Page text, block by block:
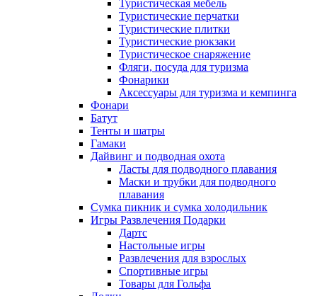
Туристическая мебель
Туристические перчатки
Туристические плитки
Туристические рюкзаки
Туристическое снаряжение
Фляги, посуда для туризма
Фонарики
Аксессуары для туризма и кемпинга
Фонари
Батут
Тенты и шатры
Гамаки
Дайвинг и подводная охота
Ласты для подводного плавания
Маски и трубки для подводного
плавания
Сумка пикник и сумка холодильник
Игры Развлечения Подарки
Дартс
Настольные игры
Развлечения для взрослых
Спортивные игры
Товары для Гольфа